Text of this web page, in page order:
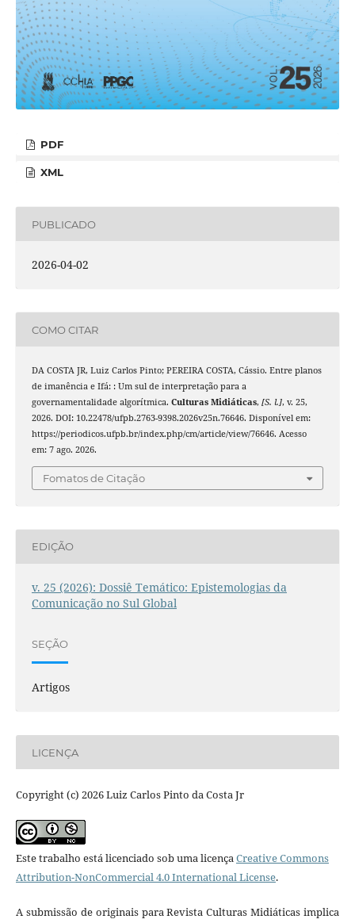
PDF
XML
PUBLICADO
2026-04-02
COMO CITAR
DA COSTA JR, Luiz Carlos Pinto; PEREIRA COSTA, Cássio. Entre planos
de imanência e Ifá: : Um sul de interpretação para a
governamentalidade algorítmica. Culturas Midiáticas, [S. l.], v. 25,
2026. DOI: 10.22478/ufpb.2763-9398.2026v25n.76646. Disponível em:
https://periodicos.ufpb.br/index.php/cm/article/view/76646. Acesso
em: 7 ago. 2026.
Fomatos de Citação
EDIÇÃO
v. 25 (2026): Dossiê Temático: Epistemologias da
Comunicação no Sul Global
SEÇÃO
Artigos
LICENÇA
Copyright (c) 2026 Luiz Carlos Pinto da Costa Jr
Este trabalho está licenciado sob uma licençaCreative Commons
Attribution-NonCommercial 4.0 International License.
A submissão de originais para Revista Culturas Midiáticas implica